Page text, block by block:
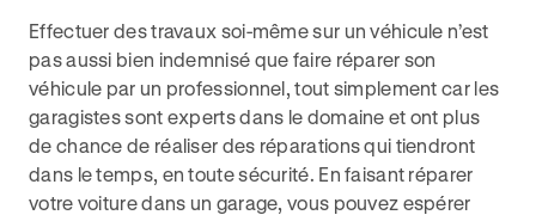
Effectuer des travaux soi-même sur un véhicule n’est
pas aussi bien indemnisé que faire réparer son
véhicule par un professionnel, tout simplement car les
garagistes sont experts dans le domaine et ont plus
de chance de réaliser des réparations qui tiendront
dans le temps, en toute sécurité. En faisant réparer
votre voiture dans un garage, vous pouvez espérer